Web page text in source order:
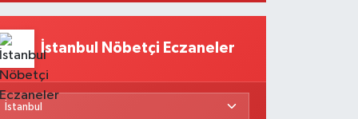
İstanbul Nöbetçi Eczaneler